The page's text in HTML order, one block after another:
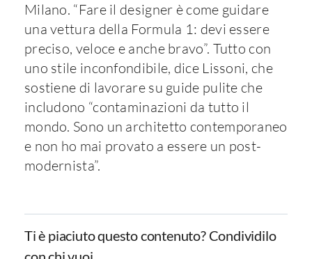
Milano. “Fare il designer è come guidare
una vettura della Formula 1: devi essere
preciso, veloce e anche bravo”. Tutto con
uno stile inconfondibile, dice Lissoni, che
sostiene di lavorare su guide pulite che
includono “contaminazioni da tutto il
mondo. Sono un architetto contemporaneo
e non ho mai provato a essere un post-
modernista”.
Ti è piaciuto questo contenuto? Condividilo